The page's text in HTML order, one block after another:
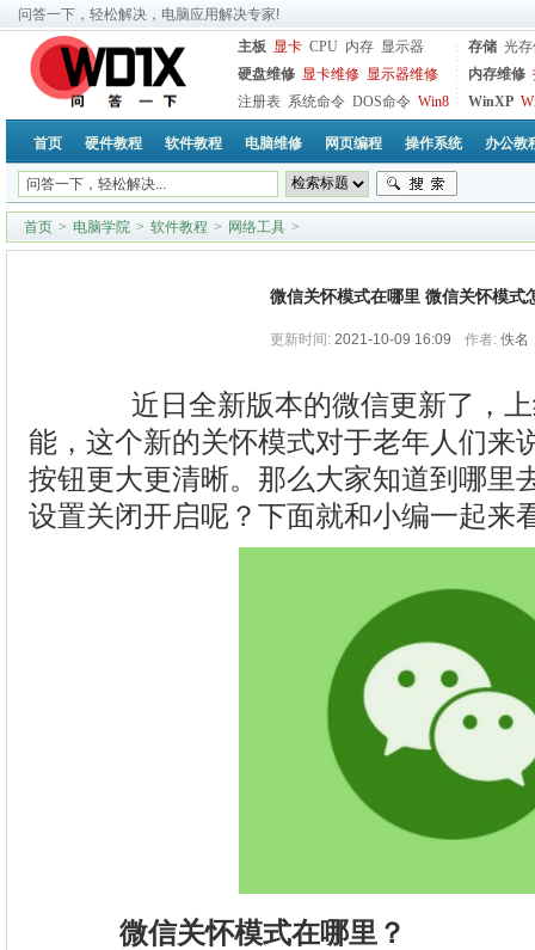
问答一下，轻松解决，电脑应用解决专家!
主板 显卡 CPU 内存 显示器
硬盘维修 显卡维修 显示器维修
注册表 系统命令 DOS命令 Win8
存储 光
内存维修
WinXP
首页 硬件教程 软件教程 电脑维修 网页编程 操作系统 办公教
首页 > 电脑学院 > 软件教程 > 网络工具 >
微信关怀模式在哪里 微信关怀模式
更新时间: 2021-10-09 16:09 作者: 佚名
近日全新版本的微信更新了，上
能，这个新的关怀模式对于老年人们来
按钮更大更清晰。那么大家知道到哪里
设置关闭开启呢？下面就和小编一起来
微信关怀模式在哪里？